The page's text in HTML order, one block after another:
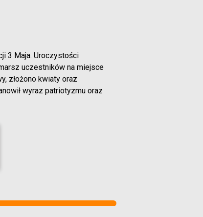
3 Maja. Uroczystości
uczestników na miejsce
złożono kwiaty oraz
wyraz patriotyzmu oraz